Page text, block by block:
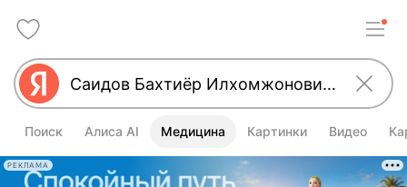
Поиск Алиса AI Медицина Картинки Видео
РЕКЛАМА